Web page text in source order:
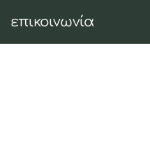
επικοινωνία